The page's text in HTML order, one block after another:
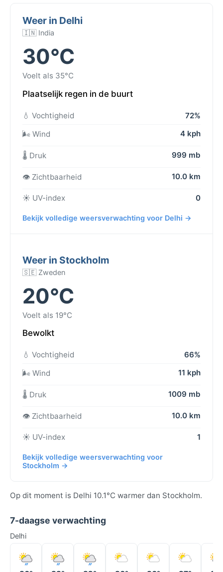
Weer in Delhi
🇮🇳 India
30°C
Voelt als 35°C
Plaatselijk regen in de buurt
💧 Vochtigheid
72%
🌬️ Wind
4 kph
🌡️ Druk 999 mb
👁️ Zichtbaarheid 10.0 km
☀️ UV-index 0
Bekijk volledige weersverwachting voor Delhi →
Weer in Stockholm
🇸🇪 Zweden
20°C
Voelt als 19°C
Bewolkt
💧 Vochtigheid
66%
🌬️ Wind
11 kph
🌡️ Druk 1009 mb
👁️ Zichtbaarheid 10.0 km
☀️ UV-index 1
Bekijk volledige weersverwachting voor
Stockholm →
Op dit moment is Delhi 10.1°C warmer dan Stockholm.
7-daagse verwachting
Delhi